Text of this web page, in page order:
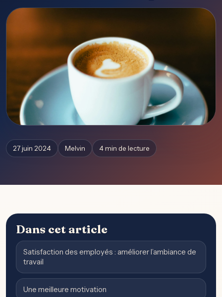
27 juin 2024 Melvin 4 min de lecture
Dans cet article
Satisfaction des employés : améliorer l’ambiance de
travail
Une meilleure motivation